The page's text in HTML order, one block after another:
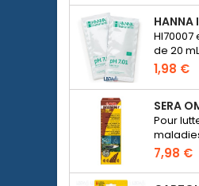
(HI774),
de 20
une
7.01
pH-
1,98 €
SERA
Pour
d’eau
7,98 €